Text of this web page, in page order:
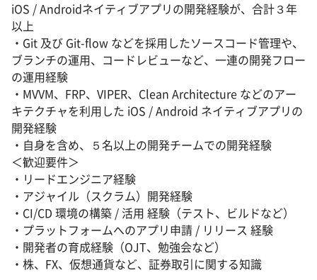
iOS / Androidネイティブアプリの開発経験が、合計３年
以上
・Git 及び Git-flow などを採用したソースコード管理や、
ブランチの運用、コードレビューなど、一連の開発フロー
の運用経験
・MVVM、FRP、VIPER、Clean Architecture などのアー
キテクチャを利用した iOS / Android ネイティブアプリの
開発経験
・自身を含め、５名以上の開発チームでの開発経験
＜歓迎要件＞
・リードエンジニア経験
・アジャイル（スクラム）開発経験
・CI/CD 環境の構築 / 活用 経験（テスト、ビルドなど）
・プラットフォームへのアプリ申請 / リリース 経験
・開発者の育成経験（OJT、勉強会など）
・株、FX、仮想通貨など、証券取引に関する知識